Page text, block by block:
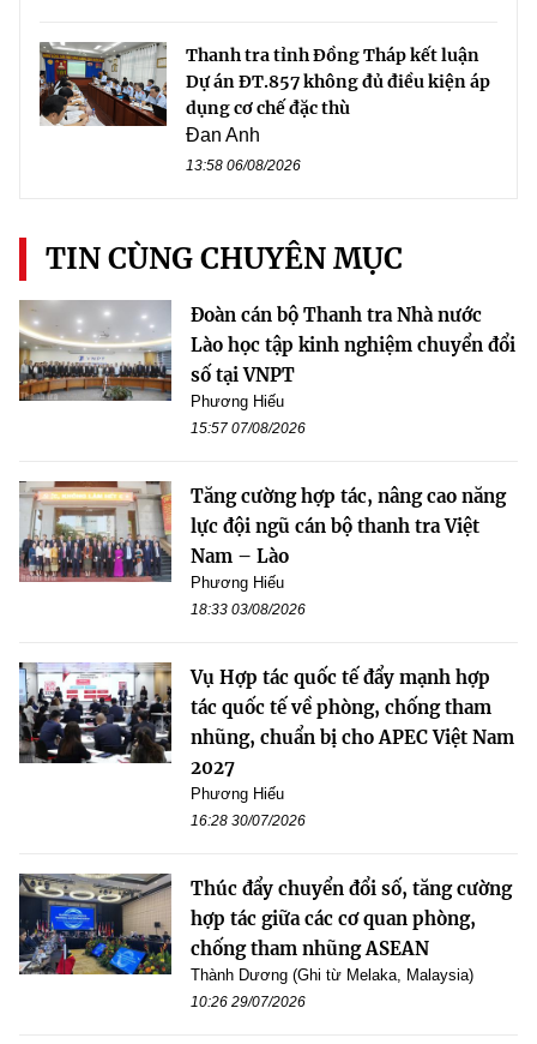
Thanh tra tỉnh Đồng Tháp kết luận
Dự án ĐT.857 không đủ điều kiện áp
dụng cơ chế đặc thù
Đan Anh
13:58 06/08/2026
TIN CÙNG CHUYÊN MỤC
Đoàn cán bộ Thanh tra Nhà nước
Lào học tập kinh nghiệm chuyển đổi
số tại VNPT
Phương Hiếu
15:57 07/08/2026
Tăng cường hợp tác, nâng cao năng
lực đội ngũ cán bộ thanh tra Việt
Nam – Lào
Phương Hiếu
18:33 03/08/2026
Vụ Hợp tác quốc tế đẩy mạnh hợp
tác quốc tế về phòng, chống tham
nhũng, chuẩn bị cho APEC Việt Nam
2027
Phương Hiếu
16:28 30/07/2026
Thúc đẩy chuyển đổi số, tăng cường
hợp tác giữa các cơ quan phòng,
chống tham nhũng ASEAN
Thành Dương (Ghi từ Melaka, Malaysia)
10:26 29/07/2026